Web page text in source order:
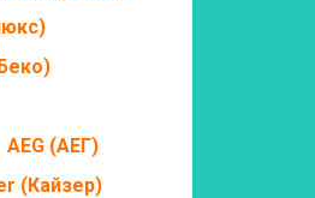
AEG (АЕГ)
(Кайзер)